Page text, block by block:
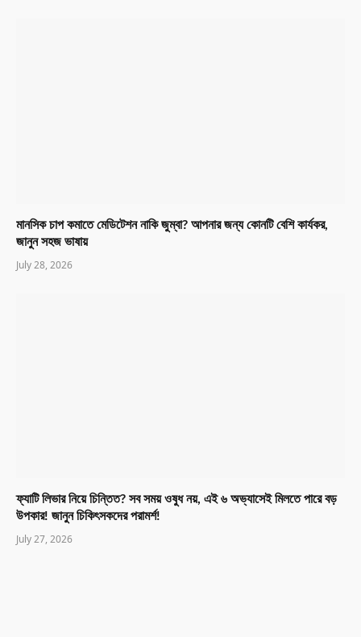
মানসিক চাপ কমাতে মেডিটেশন নাকি জুম্বা? আপনার জন্য কোনটি বেশি কার্যকর,
জানুন সহজ ভাষায়
July 28, 2026
ফ্যাটি লিভার নিয়ে চিন্তিত? সব সময় ওষুধ নয়, এই ৬ অভ্যাসেই মিলতে পারে বড়
উপকার! জানুন চিকিৎসকদের পরামর্শ!
July 27, 2026